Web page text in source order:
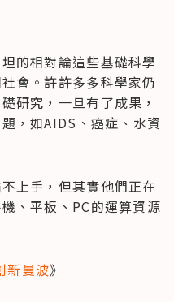
的相對論這些基礎科學
會。許許多多科學家仍
研究，一旦有了成果，
，如AIDS、癌症、水資
上手，但其實他們正在
、平板、PC的運算資源
新曼波》